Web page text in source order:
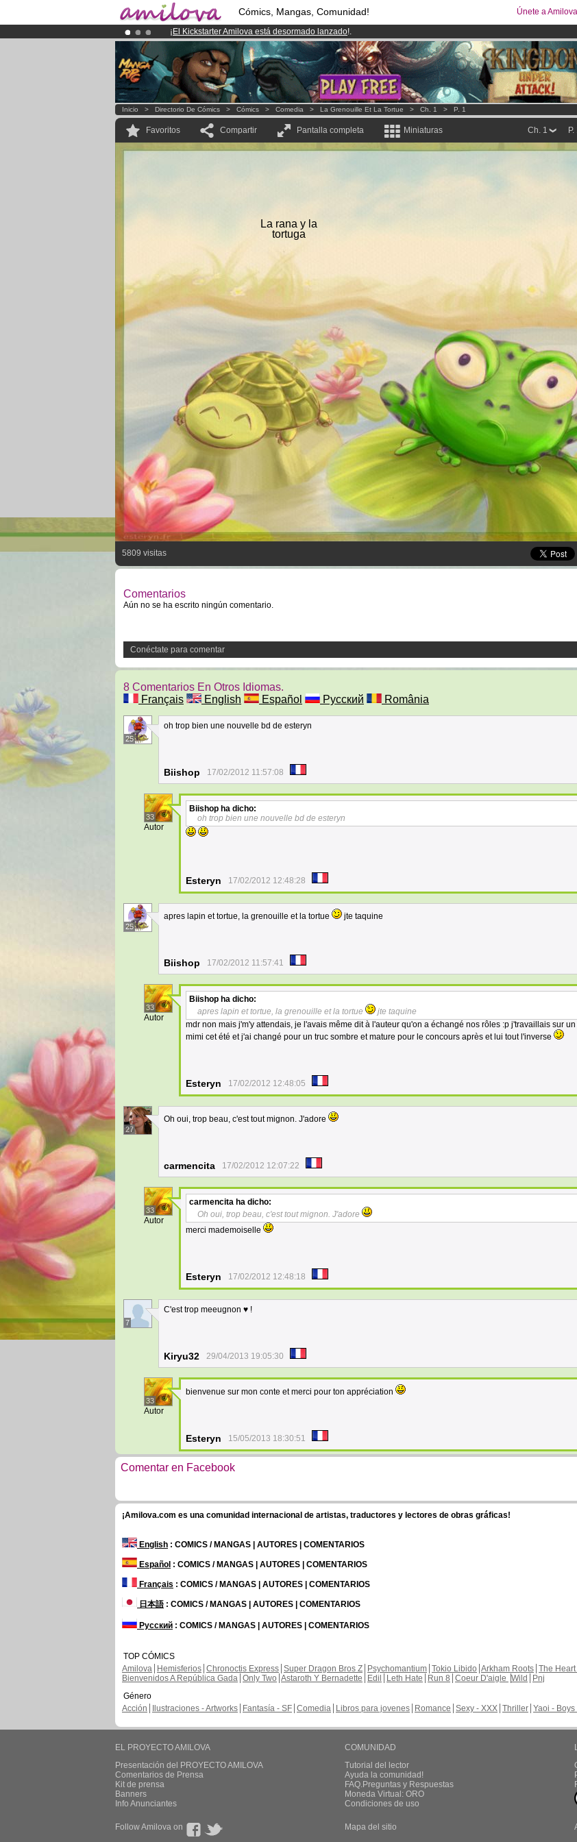
Cómics, Mangas, Comunidad! Únete a Amilova
¡ El Kickstarter Amilova está desormado lanzado!.
¡Conviertete en Premium por3.95 eurosal mes!Hazte Premium ya
¡Ya tenemos 100000miembrosy 1000 Cómics y Mangas!.
Inicio > Directorio De Cómics > Cómics > Comedia > La Grenouille Et La Tortue > Ch. 1 > P. 1
Favoritos Compartir Pantalla completa Miniaturas P.
Ch. 1
La rana y la
tortuga
5809 visitas
Comentarios
Aún no se ha escrito ningún comentario.
Conéctate para comentar
8 Comentarios En Otros Idiomas.
Français
English Español Русский România
25
oh trop bien une nouvelle bd de esteryn
Biishop 17/02/2012 11:57:08
33
Autor
Biishop ha dicho:
oh trop bien une nouvelle bd de esteryn
Esteryn 17/02/2012 12:48:28
25
apres lapin et tortue, la grenouille et la tortue jte taquine
Biishop 17/02/2012 11:57:41
33
Autor
Biishop ha dicho:
apres lapin et tortue, la grenouille et la tortue
jte taquine
mdr non mais j'm'y attendais, je l'avais même dit à l'auteur qu'on a échangé nos rôles :p j'travaillais sur
mimi cet été et j'ai changé pour un truc sombre et mature pour le concours après et lui tout l'inverse
Esteryn 17/02/2012 12:48:05
27
Oh oui, trop beau, c'est tout mignon. J'adore
carmencita 17/02/2012 12:07:22
33
Autor
carmencita ha dicho:
Oh oui, trop beau, c'est tout mignon. J'adore
merci mademoiselle
Esteryn 17/02/2012 12:48:18
7
C'est trop meeugnon ♥ !
Kiryu32 29/04/2013 19:05:30
33
Autor
bienvenue sur mon conte et merci pour ton appréciation
Esteryn 15/05/2013 18:30:51
Comentar en Facebook
¡Amilova.com es una comunidad internacional de artistas, traductores y lectores de obras gráficas!
English : COMICS / MANGAS | AUTORES | COMENTARIOS
Español : COMICS / MANGAS | AUTORES | COMENTARIOS
Français : COMICS / MANGAS | AUTORES | COMENTARIOS
日本語: COMICS / MANGAS | AUTORES | COMENTARIOS
Русский : COMICS / MANGAS | AUTORES | COMENTARIOS
TOP CÓMICS
Amilova
Hemisferios Chronoctis Express Super Dragon Bros Z Psychomantium Tokio Libido Arkham Roots The Heart
Bienvenidos A República Gada Only Two Astaroth Y Bernadette Edil Leth Hate Run 8 Coeur D'aigle Wild
Pnj
Género
Acción
Ilustraciones - Artworks Fantasía - SF Comedia Libros para jovenes Romance Sexy - XXX Thriller Yaoi - Boys
EL PROYECTO AMILOVA
Presentación del PROYECTO AMILOVA
Comentarios de Prensa
Kit de prensa
Banners
Info Anunciantes
COMUNIDAD
Tutorial del lector
Ayuda la comunidad!
FAQ.Preguntas y Respuestas
Moneda Virtual: ORO
Condiciones de uso
Follow Amilova on Mapa del sitio